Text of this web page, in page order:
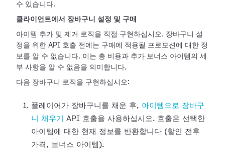
수 있습니다.
클라이언트에서 장바구니 설정 및 구매
아이템 추가 및 제거 로직을 직접 구현하십시오. 장바구니 설
정을 위한 API 호출 전에는 구매에 적용될 프로모션에 대한 정
보를 알 수 없습니다. 이는 총 비용과 추가 보너스 아이템의 세
부 사항을 알 수 없음을 의미합니다.
다음 장바구니 로직을 구현하십시오:
플레이어가 장바구니를 채운 후, 아이템으로 장바구
니 채우기
API 호출을 사용하십시오. 호출은 선택한
아이템에 대한 현재 정보를 반환합니다 (할인 전후
가격, 보너스 아이템).